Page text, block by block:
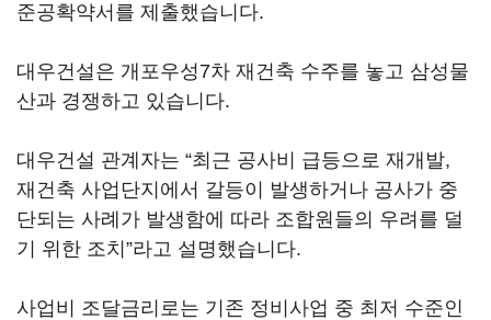
준공확약서를 제출했습니다.
대우건설은 개포우성7차 재건축 수주를 놓고 삼성물
산과 경쟁하고 있습니다.
대우건설 관계자는 “최근 공사비 급등으로 재개발,
재건축 사업단지에서 갈등이 발생하거나 공사가 중
단되는 사례가 발생함에 따라 조합원들의 우려를 덜
기 위한 조치”라고 설명했습니다.
사업비 조달금리로는 기존 정비사업 중 최저 수준인